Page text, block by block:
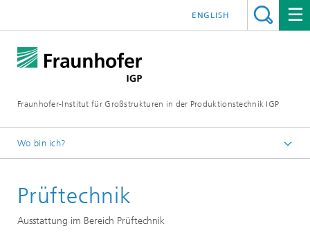
Fraunhofer-Institut für Großstrukturen in der Produktionstechnik IGP
ENGLISH
Wo bin ich?
Institut
Prüftechnik
Ausstattung im Bereich Prüftechnik